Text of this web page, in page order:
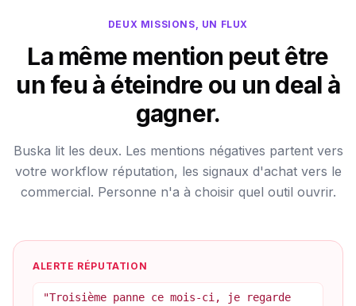
DEUX MISSIONS, UN FLUX
La même mention peut être
un feu à éteindre ou un deal à
gagner.
Buska lit les deux. Les mentions négatives partent vers
votre workflow réputation, les signaux d'achat vers le
commercial. Personne n'a à choisir quel outil ouvrir.
ALERTE RÉPUTATION
"Troisième panne ce mois-ci, je regarde